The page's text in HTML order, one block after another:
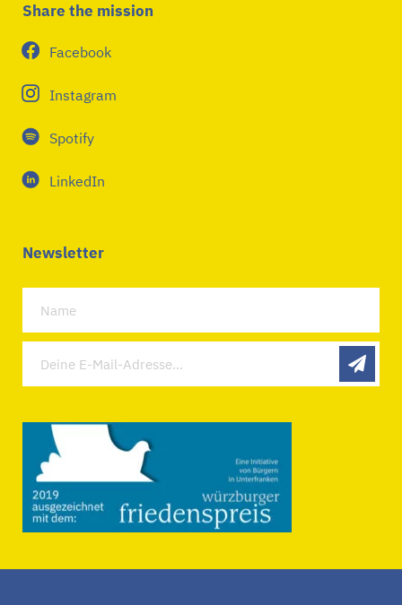
Share the mission
Facebook
Instagram
Spotify
LinkedIn
Newsletter